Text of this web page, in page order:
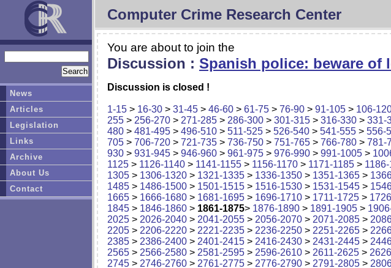
Computer Crime Research Center
You are about to join the
Discussion : Spanish police: beware of
Discussion is closed !
1-15 > 16-30 > 31-45 > 46-60 > 61-75 > 76-90 > 91-105 > 106-
255 > 256-270 > 271-285 > 286-300 > 301-315 > 316-330 > 331-
480 > 481-495 > 496-510 > 511-525 > 526-540 > 541-555 > 556-
705 > 706-720 > 721-735 > 736-750 > 751-765 > 766-780 > 781-
930 > 931-945 > 946-960 > 961-975 > 976-990 > 991-1005 >
1125 > 1126-1140 > 1141-1155 > 1156-1170 > 1171-1185 >
1305 > 1306-1320 > 1321-1335 > 1336-1350 > 1351-1365 >
1485 > 1486-1500 > 1501-1515 > 1516-1530 > 1531-1545 >
1665 > 1666-1680 > 1681-1695 > 1696-1710 > 1711-1725 >
1845 > 1846-1860 > 1861-1875> 1876-1890 > 1891-1905 >
2025 > 2026-2040 > 2041-2055 > 2056-2070 > 2071-2085 >
2205 > 2206-2220 > 2221-2235 > 2236-2250 > 2251-2265 >
2385 > 2386-2400 > 2401-2415 > 2416-2430 > 2431-2445 >
2565 > 2566-2580 > 2581-2595 > 2596-2610 > 2611-2625 >
2745 > 2746-2760 > 2761-2775 > 2776-2790 > 2791-2805 >
News
Articles
Legislation
Links
Archive
About Us
Contact